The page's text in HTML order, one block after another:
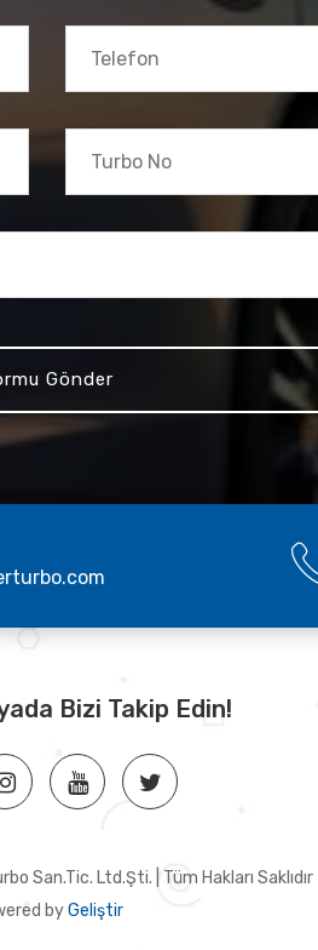
Bizi Takip Edin!
San.Tic. Ltd.Şti. | Tüm Hakları Saklıdır
byGeliştir